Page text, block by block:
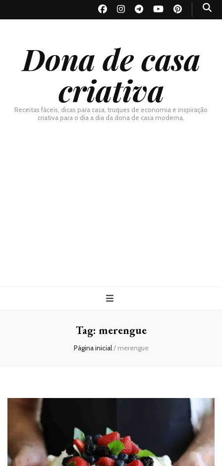
Dona de casa
criativa
Receitas fáceis, dicas para casa, truques de economia e inspiração
criativa para o dia a dia da dona de casa moderna.
Tag: merengue
Página inicial/ merengue